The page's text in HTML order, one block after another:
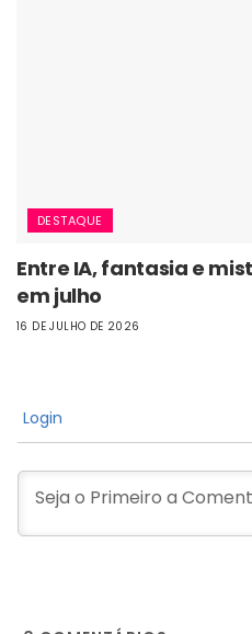
DESTAQUE
Entre IA, fantasia e
em julho
16 DE JULHO DE 2026
Login